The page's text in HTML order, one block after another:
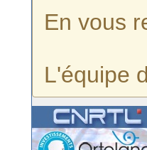
En vous
L'équipe